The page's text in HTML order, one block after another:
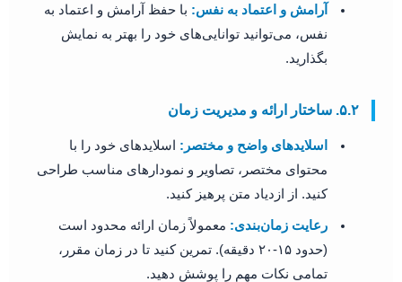
آرامش و اعتماد به نفس: با حفظ آرامش و اعتماد به
نفس، می‌توانید توانایی‌های خود را بهتر به نمایش
بگذارید.
۵.۲. ساختار ارائه و مدیریت زمان
اسلاید‌های واضح و مختصر: اسلایدهای خود را با
محتوای مختصر، تصاویر و نمودارهای مناسب طراحی
کنید. از ازدیاد متن پرهیز کنید.
رعایت زمان‌بندی: معمولاً زمان ارائه محدود است
(حدود ۱۵-۲۰ دقیقه). تمرین کنید تا در زمان مقرر،
تمامی نکات مهم را پوشش دهید.